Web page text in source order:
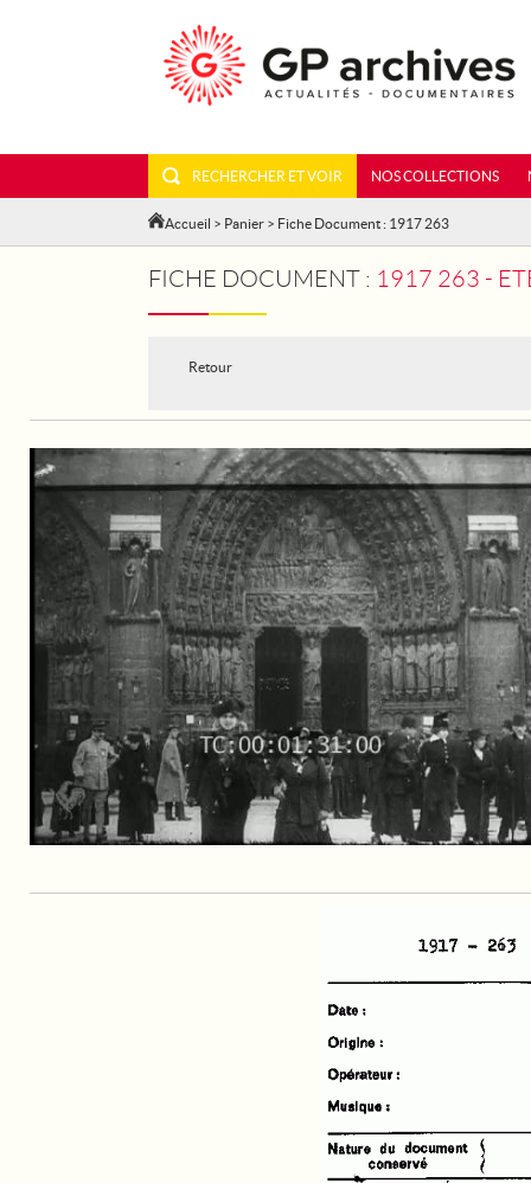
RECHERCHER ET VOIR NOS COLLECTIONS
Accueil > Panier > Fiche Document : 1917 263
FICHE DOCUMENT : 1917 263 -
Retour